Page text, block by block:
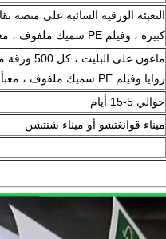
التعبئة الورقية السائبة على منصة
كبيرة ، وفيلم PE سميك ملفوف ، معبأ على منصة نقالة قوية.
ماعون
زوايا وفيلم PE سميك ملفوف ، معبأ على منصة نقالة قوية.
حوالي 5-15 أيام
ميناء قوانغتشو أو ميناء شنتشن